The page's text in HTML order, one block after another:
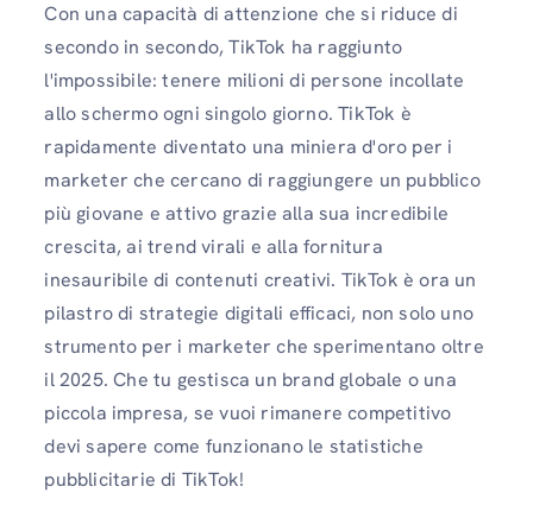
Con una capacità di attenzione che si riduce di
secondo in secondo, TikTok ha raggiunto
l'impossibile: tenere milioni di persone incollate
allo schermo ogni singolo giorno. TikTok è
rapidamente diventato una miniera d'oro per i
marketer che cercano di raggiungere un pubblico
più giovane e attivo grazie alla sua incredibile
crescita, ai trend virali e alla fornitura
inesauribile di contenuti creativi. TikTok è ora un
pilastro di strategie digitali efficaci, non solo uno
strumento per i marketer che sperimentano oltre
il 2025. Che tu gestisca un brand globale o una
piccola impresa, se vuoi rimanere competitivo
devi sapere come funzionano le statistiche
pubblicitarie di TikTok!